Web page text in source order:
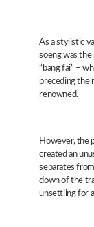
As a stylistic
soeng was
“bang fai” –
preceding the
renowned.
However, the
created an
separates
down of the
unsettling for